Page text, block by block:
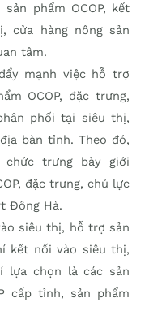
phẩm OCOP, kết
cửa hàng nông sản
tâm.
mạnh việc hỗ trợ
OCOP, đặc trưng,
phối tại siêu thị,
bàn tỉnh. Theo đó,
trưng bày giới
đặc trưng, chủ lực
Đông Hà.
siêu thị, hỗ trợ sản
kết nối vào siêu thị,
lựa chọn là các sản
cấp tỉnh, sản phẩm